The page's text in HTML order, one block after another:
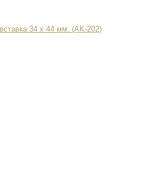
34 х 44 мм. (AK-202)